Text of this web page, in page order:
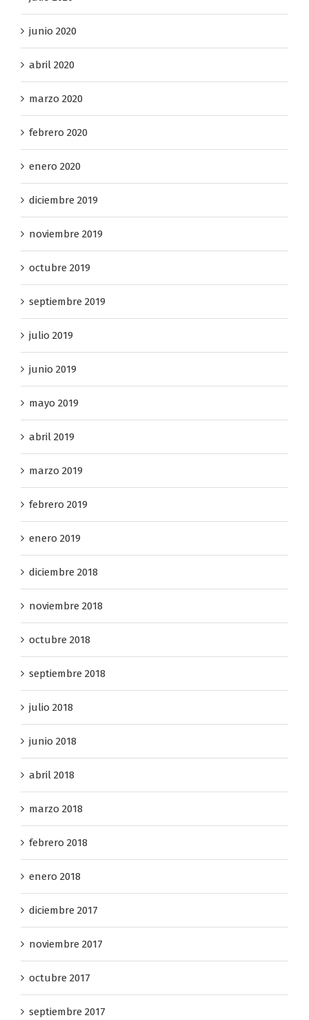
julio 2020
junio 2020
abril 2020
marzo 2020
febrero 2020
enero 2020
diciembre 2019
noviembre 2019
octubre 2019
septiembre 2019
julio 2019
junio 2019
mayo 2019
abril 2019
marzo 2019
febrero 2019
enero 2019
diciembre 2018
noviembre 2018
octubre 2018
septiembre 2018
julio 2018
junio 2018
abril 2018
marzo 2018
febrero 2018
enero 2018
diciembre 2017
noviembre 2017
octubre 2017